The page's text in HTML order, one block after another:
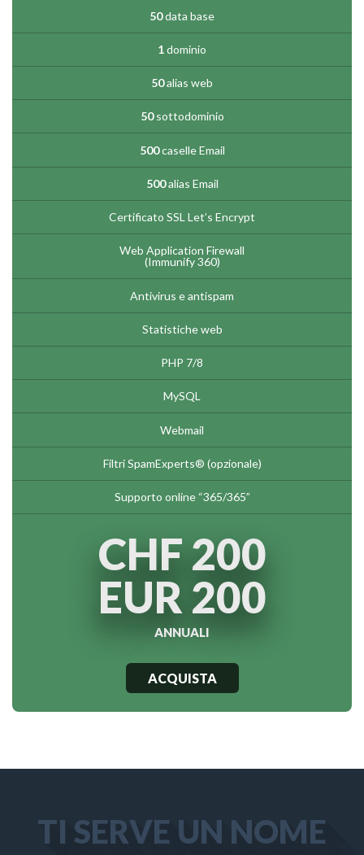
50data base
1dominio
50alias web
50sottodominio
500caselle Email
500alias Email
Certificato SSL Let’s Encrypt
Web Application Firewall
(Immunify 360)
Antivirus e antispam
Statistiche web
PHP 7/8
MySQL
Webmail
Filtri SpamExperts® (opzionale)
Supporto online “365/365”
CHF 200
EUR 200
ANNUALI
ACQUISTA
TI SERVE UN NOME